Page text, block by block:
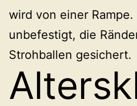
wird von einer
unbefestigt, die
Strohballen gesichert.